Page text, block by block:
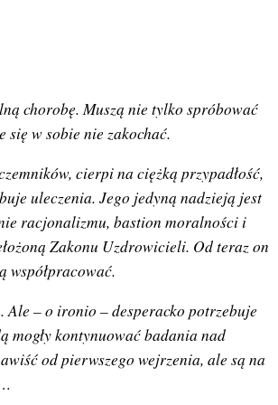
chorobę. Muszą nie tylko spróbować
się w sobie nie zakochać.
cierpi na ciężką przypadłość,
uleczenia. Jego jedyną nadzieją jest
racjonalizmu, bastion moralności i
Zakonu Uzdrowicieli. Od teraz on
współpracować.
Ale – o ironio – desperacko potrzebuje
kontynuować badania nad
od pierwszego wejrzenia, ale są na